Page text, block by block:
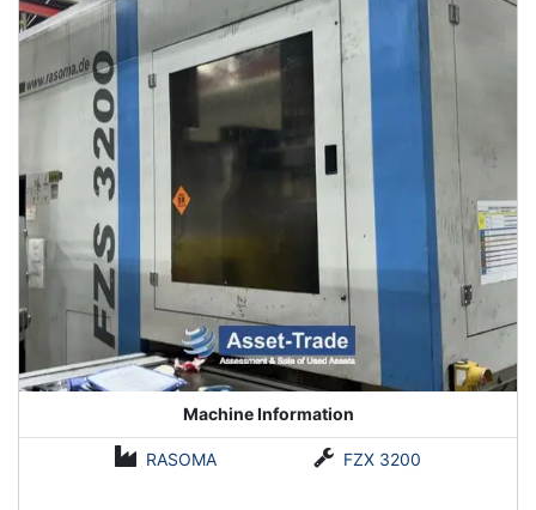
Machine Information
RASOMA FZX 3200